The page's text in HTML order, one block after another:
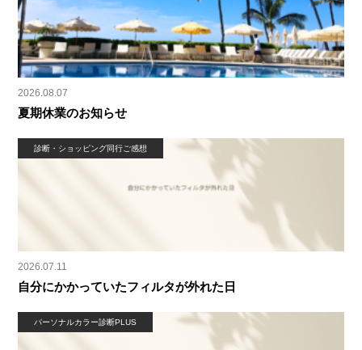
2026.08.07
夏期休業のお知らせ
診断・ショッピング同行ご感想
2026.07.11
自分にかかっていたフィルタが外れた日
パーソナルカラー診断PLUS